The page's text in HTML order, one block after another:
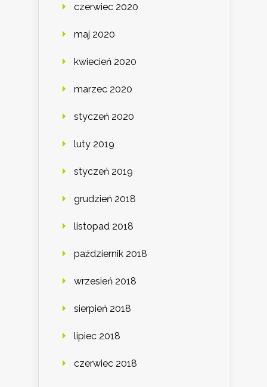
czerwiec 2020
maj 2020
kwiecień 2020
marzec 2020
styczeń 2020
luty 2019
styczeń 2019
grudzień 2018
listopad 2018
październik 2018
wrzesień 2018
sierpień 2018
lipiec 2018
czerwiec 2018